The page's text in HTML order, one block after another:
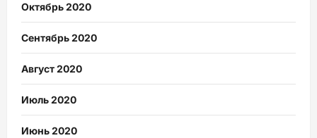
Октябрь 2020
Сентябрь 2020
Август 2020
Июль 2020
Июнь 2020